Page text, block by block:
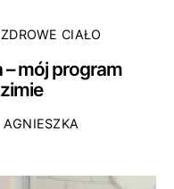
ZDROWE CIAŁO
– mój program
AGNIESZKA